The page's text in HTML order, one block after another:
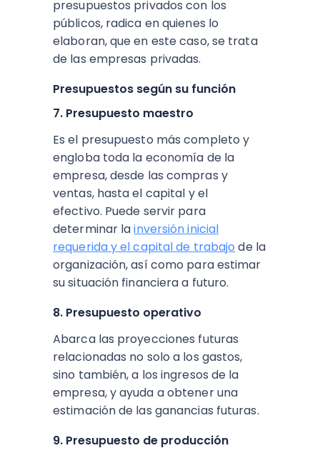
presupuestos privados con los
públicos, radica en quienes lo
elaboran, que en este caso, se trata
de las empresas privadas.
Presupuestos según su función
7. Presupuesto maestro
Es el presupuesto más completo y
engloba toda la economía de la
empresa, desde las compras y
ventas, hasta el capital y el
efectivo. Puede servir para
determinar lainversión inicial
requerida y el capital de trabajo de la
organización, así como para estimar
su situación financiera a futuro.
8. Presupuesto operativo
Abarca las proyecciones futuras
relacionadas no solo a los gastos,
sino también, a los ingresos de la
empresa, y ayuda a obtener una
estimación de las ganancias futuras.
9. Presupuesto de producción